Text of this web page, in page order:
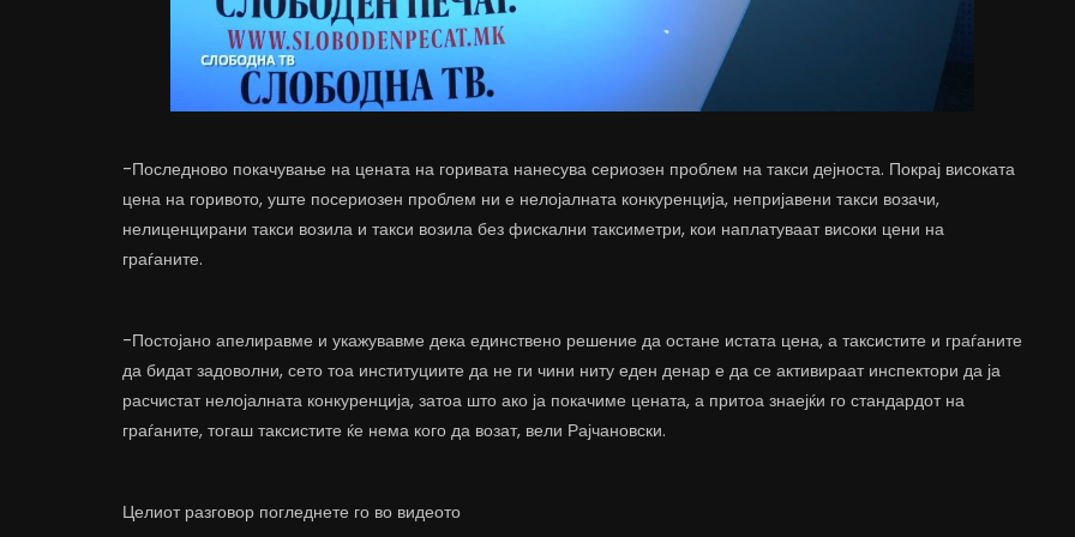
-Последново покачување на цената на горивата нанесува сериозен проблем на такси дејноста. Покрај високата
цена на горивото, уште посериозен проблем ни е нелојалната конкуренција, непријавени такси возачи,
нелиценцирани такси возила и такси возила без фискални таксиметри, кои наплатуваат високи цени на
граѓаните.
-Постојано апелиравме и укажувавме дека единствено решение да остане истата цена, а таксистите и граѓаните
да бидат задоволни, сето тоа институциите да не ги чини ниту еден денар е да се активираат инспектори да ја
расчистат нелојалната конкуренција, затоа што ако ја покачиме цената, а притоа знаејќи го стандардот на
граѓаните, тогаш таксистите ќе нема кого да возат, вели Рајчановски.
Целиот разговор погледнете го во видеото